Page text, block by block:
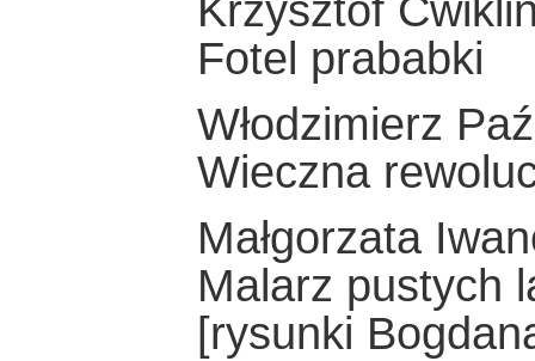
Krzysztof
Fotel prababki
Włodzimierz
Wieczna
Małgorzata
Malarz pustych
[rysunki